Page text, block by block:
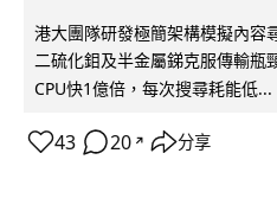
港大團隊研發極簡架構模擬內容
二硫化鉬及半金屬銻克服傳輸瓶
CPU快1億倍，每次搜尋耗能低...
43 20 ↗ 分享